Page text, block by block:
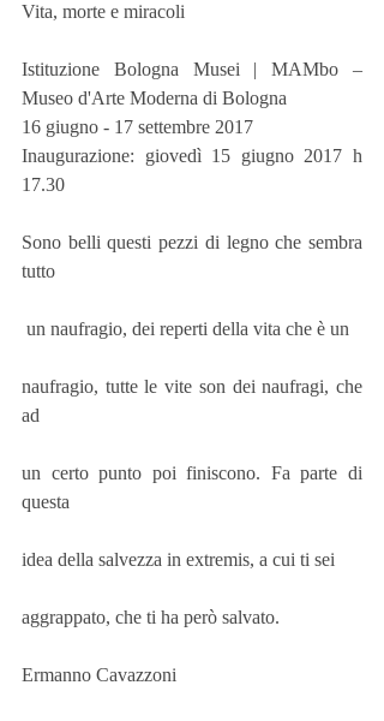
Vita, morte e miracoli
Istituzione Bologna Musei | MAMbo –
Museo d'Arte Moderna di Bologna
16 giugno - 17 settembre 2017
Inaugurazione: giovedì 15 giugno 2017 h
17.30
Sono belli questi pezzi di legno che sembra
tutto
un naufragio, dei reperti della vita che è un
naufragio, tutte le vite son dei naufragi, che
ad
un certo punto poi finiscono. Fa parte di
questa
idea della salvezza in extremis, a cui ti sei
aggrappato, che ti ha però salvato.
Ermanno Cavazzoni